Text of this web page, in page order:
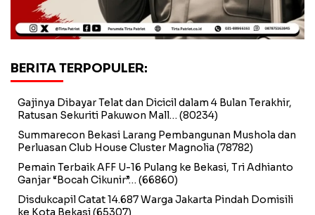
BERITA TERPOPULER:
Gajinya Dibayar Telat dan Dicicil dalam 4 Bulan Terakhir,
Ratusan Sekuriti Pakuwon Mall… (80234)
Summarecon Bekasi Larang Pembangunan Mushola dan
Perluasan Club House Cluster Magnolia (78782)
Pemain Terbaik AFF U-16 Pulang ke Bekasi, Tri Adhianto
Ganjar “Bocah Cikunir”… (66860)
Disdukcapil Catat 14.687 Warga Jakarta Pindah Domisili
ke Kota Bekasi(65307)